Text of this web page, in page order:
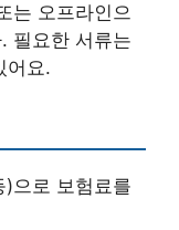
는 오프라인으
필요한 서류는
어요.
으로 보험료를